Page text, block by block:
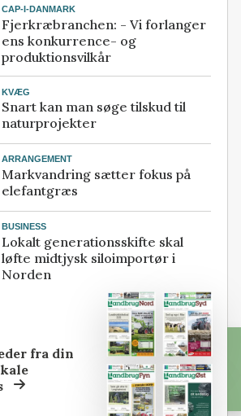
CAP-I-DANMARK
Fjerkræbranchen: - Vi forlanger
ens konkurrence- og
produktionsvilkår
KVÆG
Snart kan man søge tilskud til
naturprojekter
ARRANGEMENT
Markvandring sætter fokus på
elefantgræs
BUSINESS
Lokalt generationsskifte skal
løfte midtjysk siloimportør i
Norden
fra din